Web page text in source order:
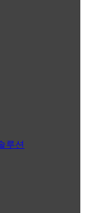
루션